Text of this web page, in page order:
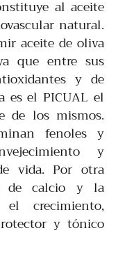
al aceite
natural.
aceite de oliva
que entre sus
y de
es el PICUAL el
de los mismos.
fenoles y
y
vida. Por otra
de calcio y la
el crecimiento,
y tónico